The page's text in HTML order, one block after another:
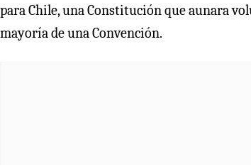
para Chile, una Constitución que aunara
mayoría de una Convención.